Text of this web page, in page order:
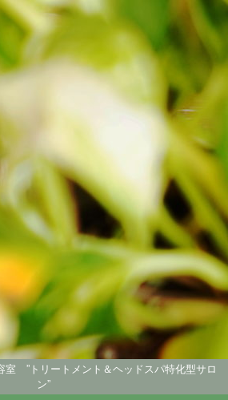
室 ”トリートメント＆ヘッドスパ特化型サロ
ン”